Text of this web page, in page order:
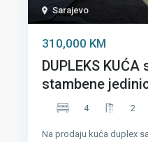
Sarajevo
310,000 KM
DUPLEKS
stambene
4 2
Na prodaju kuća duplex